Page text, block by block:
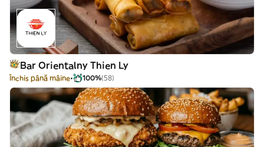
Bar Orientalny Thien Ly
Închis până mâine 100%(58)